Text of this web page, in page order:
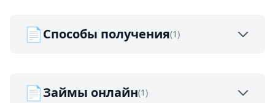
📄Способы получения(1)
📄Займы онлайн(1)